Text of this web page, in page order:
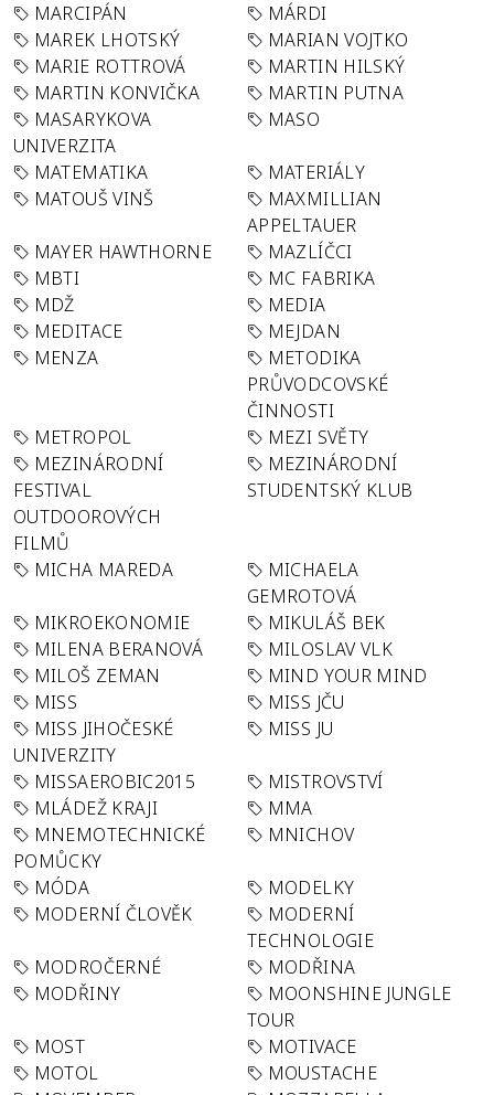
MARCIPÁN
MÁRDI
MAREK LHOTSKÝ
MARIAN VOJTKO
MARIE ROTTROVÁ
MARTIN HILSKÝ
MARTIN KONVIČKA
MARTIN PUTNA
MASARYKOVA
UNIVERZITA
MASO
MATEMATIKA
MATERIÁLY
MATOUŠ VINŠ
MAXMILLIAN
APPELTAUER
MAYER HAWTHORNE
MAZLÍČCI
MBTI
MC FABRIKA
MDŽ
MEDIA
MEDITACE
MEJDAN
MENZA
METODIKA
PRŮVODCOVSKÉ
ČINNOSTI
METROPOL
MEZI SVĚTY
MEZINÁRODNÍ
FESTIVAL
OUTDOOROVÝCH
FILMŮ
MEZINÁRODNÍ
STUDENTSKÝ KLUB
MICHA MAREDA
MICHAELA
GEMROTOVÁ
MIKROEKONOMIE
MIKULÁŠ BEK
MILENA BERANOVÁ
MILOSLAV VLK
MILOŠ ZEMAN
MIND YOUR MIND
MISS
MISS JČU
MISS JIHOČESKÉ
UNIVERZITY
MISS JU
MISSAEROBIC2015
MISTROVSTVÍ
MLÁDEŽ KRAJI
MMA
MNEMOTECHNICKÉ
POMŮCKY
MNICHOV
MÓDA
MODELKY
MODERNÍ ČLOVĚK
MODERNÍ
TECHNOLOGIE
MODROČERNÉ
MODŘINA
MODŘINY
MOONSHINE JUNGLE
TOUR
MOST
MOTIVACE
MOTOL
MOUSTACHE